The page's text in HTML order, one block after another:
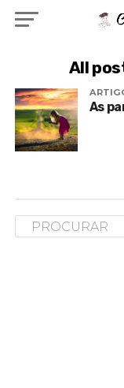
All
As